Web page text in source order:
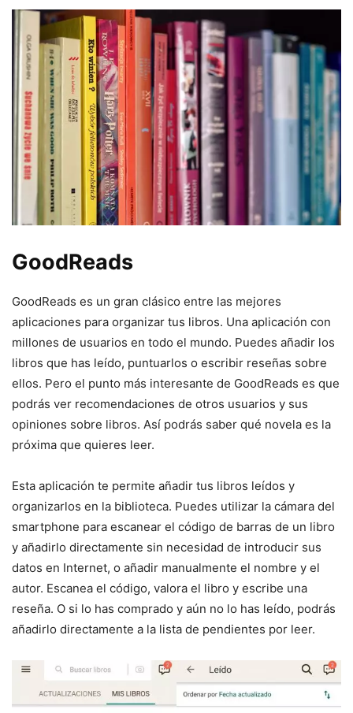
GoodReads
GoodReads es un gran clásico entre las mejores
aplicaciones para organizar tus libros. Una aplicación con
millones de usuarios en todo el mundo. Puedes añadir los
libros que has leído, puntuarlos o escribir reseñas sobre
ellos. Pero el punto más interesante de GoodReads es que
podrás ver recomendaciones de otros usuarios y sus
opiniones sobre libros. Así podrás saber qué novela es la
próxima que quieres leer.
Esta aplicación te permite añadir tus libros leídos y
organizarlos en la biblioteca. Puedes utilizar la cámara del
smartphone para escanear el código de barras de un libro
y añadirlo directamente sin necesidad de introducir sus
datos en Internet, o añadir manualmente el nombre y el
autor. Escanea el código, valora el libro y escribe una
reseña. O si lo has comprado y aún no lo has leído, podrás
añadirlo directamente a la lista de pendientes por leer.